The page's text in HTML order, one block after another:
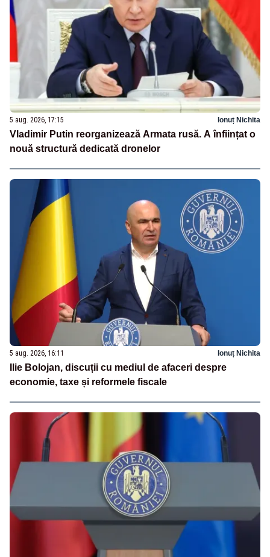
5 aug. 2026, 17:15 Ionuț Nichita
Vladimir Putin reorganizează Armata rusă. A înființat o
nouă structură dedicată dronelor
5 aug. 2026, 16:11 Ionuț Nichita
Ilie Bolojan, discuții cu mediul de afaceri despre
economie, taxe și reformele fiscale